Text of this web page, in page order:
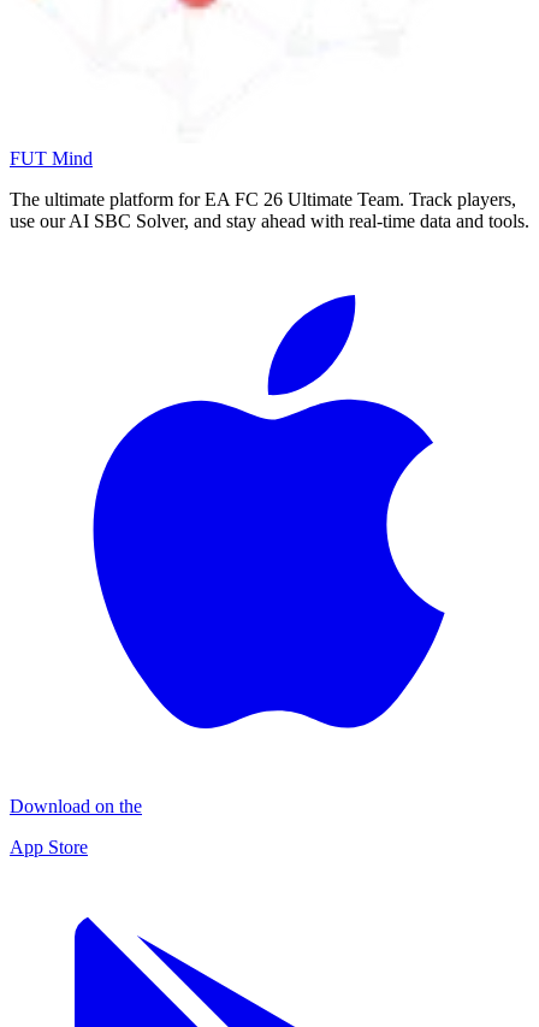
FUT Mind
The ultimate platform for EA FC 26 Ultimate Team. Track players,
use our AI SBC Solver, and stay ahead with real-time data and tools.
Download on the
App Store